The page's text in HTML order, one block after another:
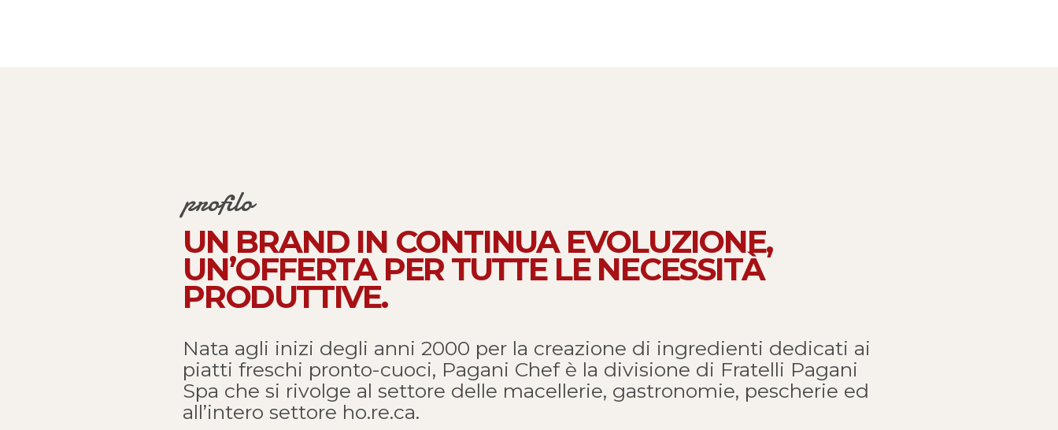
profilo
UN BRAND IN CONTINUA EVOLUZIONE,
UN’OFFERTA PER TUTTE LE NECESSITÀ
PRODUTTIVE.
Nata agli inizi degli anni 2000 per la creazione di ingredienti dedicati ai
piatti freschi pronto-cuoci, Pagani Chef è la divisione di Fratelli Pagani
Spa che si rivolge al settore delle macellerie, gastronomie, pescherie ed
all’intero settore ho.re.ca.